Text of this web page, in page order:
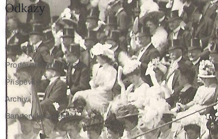
Odkazy
Expozice
O muzeu
Prodej přebytků muzea
Příspěvky
Archiv
Bannery ke stažení